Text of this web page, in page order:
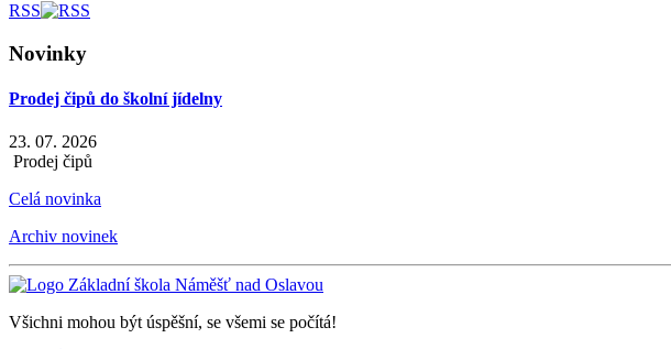
RSS
Novinky
Prodej čipů do školní jídelny
23. 07. 2026
Prodej čipů
Celá novinka
Archiv novinek
Všichni mohou být úspěšní, se všemi se počítá!